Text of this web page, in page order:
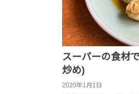
スーパーの食材
炒め)
2020年1月1日